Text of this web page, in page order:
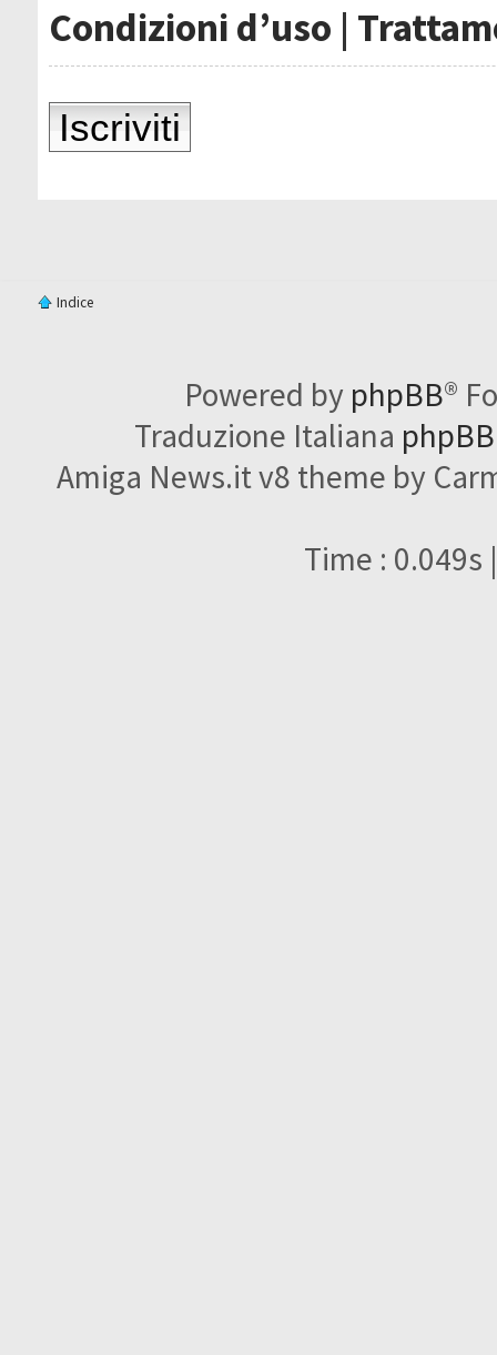
Condizioni d’uso |
Iscriviti
Indice
Powered by phpBB®
Traduzione Italiana
Amiga News.it v8 theme by
Time : 0.049s